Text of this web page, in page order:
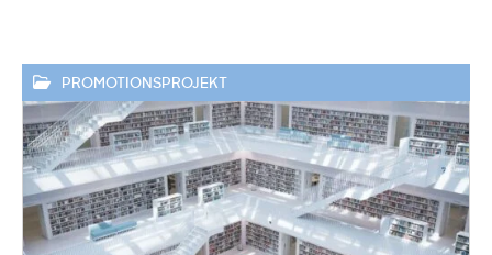
PROMOTIONSPROJEKT